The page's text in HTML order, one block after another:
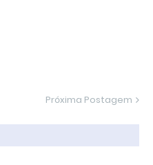
Próxima Postagem